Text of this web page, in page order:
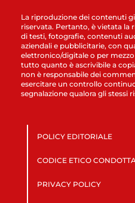
La riproduzione dei contenuti
riservata. Pertanto, è vietata la
di testi, fotografie, contenuti
aziendali e pubblicitarie, con
elettronico/digitale o per
tutto quanto è ascrivibile a
non è responsabile dei
esercitare un controllo
segnalazione qualora gli stessi
POLICY EDITORIALE
CODICE ETICO
PRIVACY POLICY